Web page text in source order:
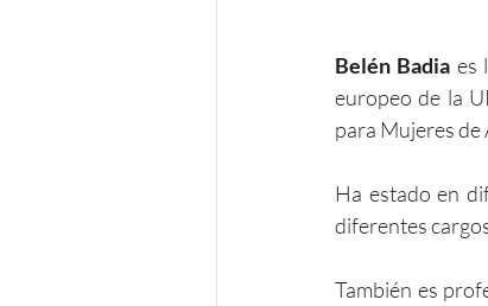
Belén Badia es
europeo de la
para Mujeres de
Ha estado en
diferentes
También es